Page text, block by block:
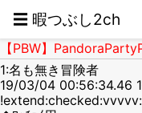
☰ 暇つぶし2ch
【PBW】
1:名も無き冒険者
19/03/04 00:56:34.46